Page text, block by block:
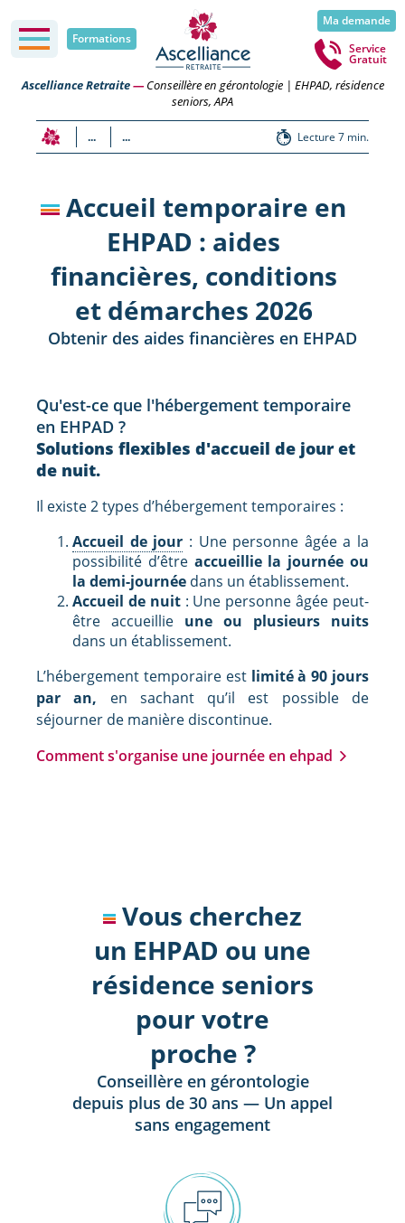
Formations
Ma demande
Service
Gratuit
Ascelliance Retraite—Conseillère en gérontologie | EHPAD, résidence
seniors, APA
... ... Lecture 7 min.
Accueil temporaire en
EHPAD : aides
financières, conditions
et démarches 2026
Obtenir des aides financières en EHPAD
Qu'est-ce que l'hébergement temporaire
en EHPAD ?
Solutions flexibles d'accueil de jour et
de nuit.
Il existe 2 types d’hébergement temporaires :
Accueil de jour : Une personne âgée a la
possibilité d’être accueillie la journée ou
la demi-journée dans un établissement.
Accueil de nuit : Une personne âgée peut-
être accueillie une ou plusieurs nuits
dans un établissement.
L’hébergement temporaire estlimité à 90 jours
par an, en sachant qu’il est possible de
séjourner de manière discontinue.
Comment s'organise une journée en ehpad
Vous cherchez
un EHPAD ou une
résidence seniors
pour votre
proche ?
Conseillère en gérontologie
depuis plus de 30 ans — Un appel
sans engagement